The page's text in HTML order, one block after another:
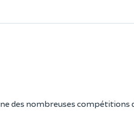
des nombreuses compétitions